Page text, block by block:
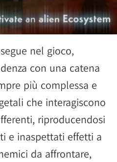
nel gioco,
con una catena
più complessa e
che interagiscono
riproducendosi
e inaspettati effetti a
da affrontare,